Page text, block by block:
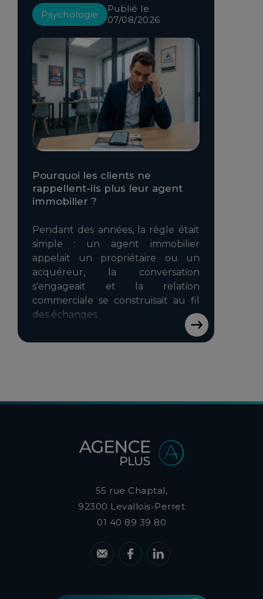
Psychologie
Publié le
07/08/2026
Pourquoi les clients ne
rappellent-ils plus leur agent
immobilier ?
Pendant des années, la règle était
simple : un agent immobilier
appelait un propriétaire ou un
acquéreur, la conversation
s'engageait et la relation
commerciale se construisait au fil
des échanges.
55 rue Chaptal,
92300 Levallois-Perret
01 40 89 39 80